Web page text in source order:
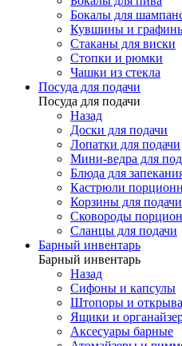
Бокалы для
Кувшины и
Стаканы для виски
Стопки и рюмки
Чашки из стекла
Посуда для подачи
Посуда для подачи
Назад
Доски для подачи
Лопатки для подачи
Мини-ведра для
Блюда для
Кастрюли
Корзины для подачи
Сковороды
Сланцы для подачи
Барный инвентарь
Барный инвентарь
Назад
Сифоны и капсулы
Штопоры и
Ящики и
Аксесуары барные